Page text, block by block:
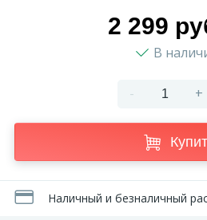
2 299
В
- +
Наличный и безналичный
Документы
Сотрудничество
Составные части